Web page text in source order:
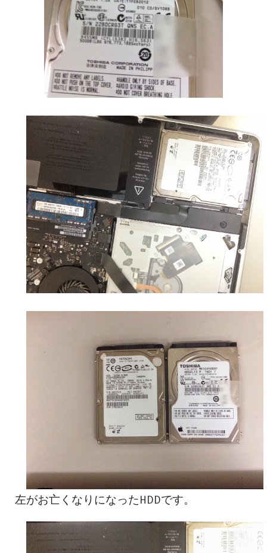
左がお亡くなりになったHDDです。